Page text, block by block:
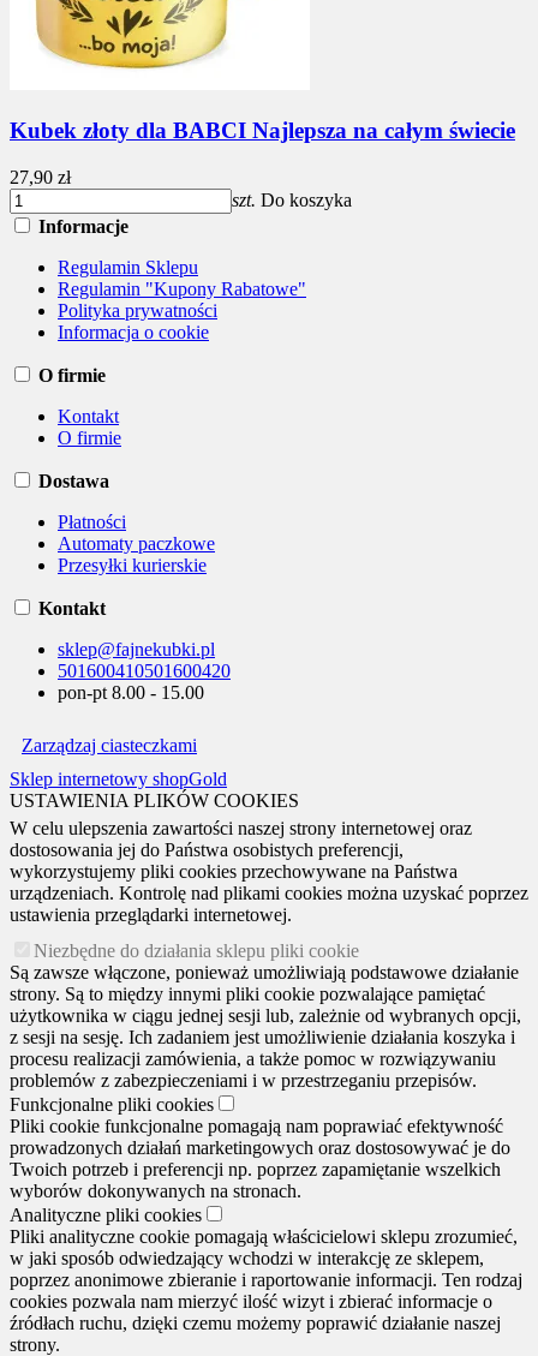
Kubek złoty dla BABCI Najlepsza na całym świecie
27,90 zł
szt. Do koszyka
Informacje
Regulamin Sklepu
Regulamin "Kupony Rabatowe"
Polityka prywatności
Informacja o cookie
O firmie
Kontakt
O firmie
Dostawa
Płatności
Automaty paczkowe
Przesyłki kurierskie
Kontakt
sklep@fajnekubki.pl
501600410501600420
pon-pt 8.00 - 15.00
Zarządzaj ciasteczkami
Sklep internetowy shopGold
USTAWIENIA PLIKÓW COOKIES
W celu ulepszenia zawartości naszej strony internetowej oraz
dostosowania jej do Państwa osobistych preferencji,
wykorzystujemy pliki cookies przechowywane na Państwa
urządzeniach. Kontrolę nad plikami cookies można uzyskać poprzez
ustawienia przeglądarki internetowej.
Niezbędne do działania sklepu pliki cookie
Są zawsze włączone, ponieważ umożliwiają podstawowe działanie
strony. Są to między innymi pliki cookie pozwalające pamiętać
użytkownika w ciągu jednej sesji lub, zależnie od wybranych opcji,
z sesji na sesję. Ich zadaniem jest umożliwienie działania koszyka i
procesu realizacji zamówienia, a także pomoc w rozwiązywaniu
problemów z zabezpieczeniami i w przestrzeganiu przepisów.
Funkcjonalne pliki cookies
Pliki cookie funkcjonalne pomagają nam poprawiać efektywność
prowadzonych działań marketingowych oraz dostosowywać je do
Twoich potrzeb i preferencji np. poprzez zapamiętanie wszelkich
wyborów dokonywanych na stronach.
Analityczne pliki cookies
Pliki analityczne cookie pomagają właścicielowi sklepu zrozumieć,
w jaki sposób odwiedzający wchodzi w interakcję ze sklepem,
poprzez anonimowe zbieranie i raportowanie informacji. Ten rodzaj
cookies pozwala nam mierzyć ilość wizyt i zbierać informacje o
źródłach ruchu, dzięki czemu możemy poprawić działanie naszej
strony.